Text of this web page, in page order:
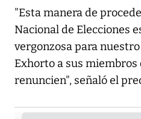
"Esta manera de
Nacional de Elecciones
vergonzosa para
Exhorto a sus
renuncien", señaló el